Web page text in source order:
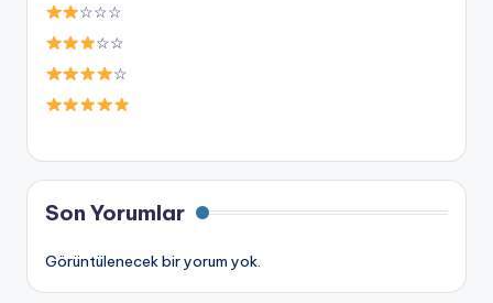
☆☆☆
☆☆
☆
Son Yorumlar
Görüntülenecek bir yorum yok.